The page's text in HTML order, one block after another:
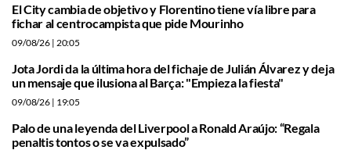
El City cambia de objetivo y Florentino tiene vía libre para
fichar al centrocampista que pide Mourinho
09/08/26 | 20:05
Jota Jordi da la última hora del fichaje de Julián Álvarez y deja
un mensaje que ilusiona al Barça: "Empieza la fiesta"
09/08/26 | 19:05
Palo de una leyenda del Liverpool a Ronald Araújo: “Regala
penaltis tontos o se va expulsado”